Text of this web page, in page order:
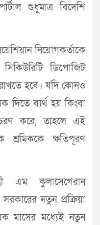
শুধুমাত্র বিদেশি
নিয়োগকর্তাকে
ডিপোজিট
হবে। যদি কোনও
দিতে ব্যর্থ হয় কিংবা
করে, তাহলে এই
শ্রমিককে ক্ষতিপূরণ
এম কুলাসেগেরান
নতুন প্রক্রিয়া
মাসের মধ্যেই নতুন